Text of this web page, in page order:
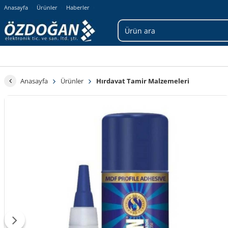
Anasayfa Ürünler Haberler
Anasayfa Ürünler Hırdavat Tamir Malzemeleri